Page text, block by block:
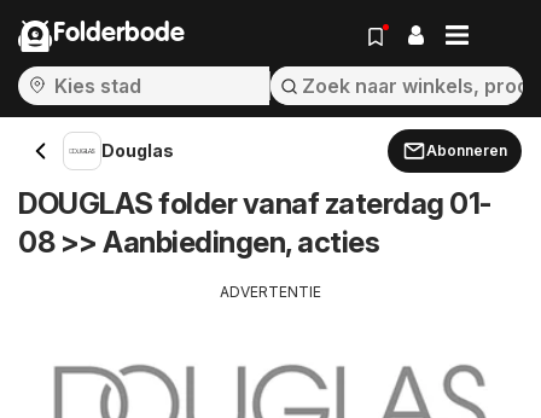
Folderbode
Douglas Abonneren
DOUGLAS folder vanaf zaterdag 01-
08 >> Aanbiedingen, acties
ADVERTENTIE